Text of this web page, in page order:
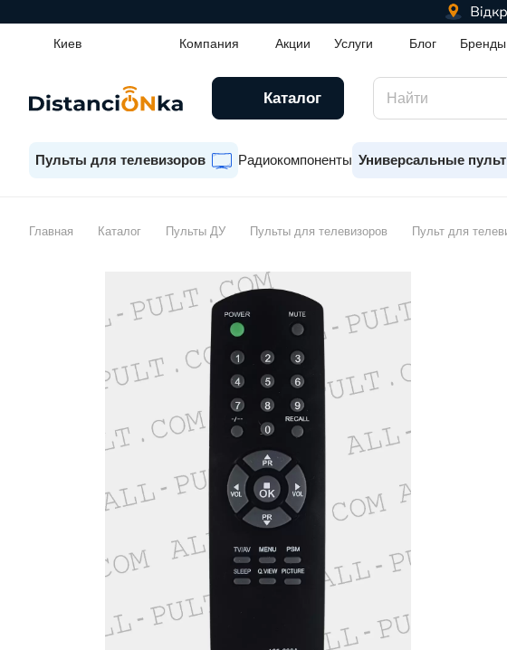
Киев Компания Акции Услуги Блог Бренды
Каталог
Пульты для телевизоров Радиокомпоненты Универсальные
Главная Каталог Пульты ДУ Пульты для телевизоров Пульт для